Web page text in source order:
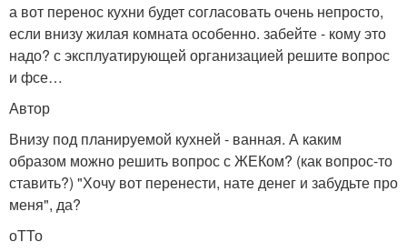
а вот перенос кухни будет согласовать очень непросто,
если внизу жилая комната особенно. забейте - кому это
надо? с эксплуатирующей организацией решите вопрос
и фсе…
Автор
Внизу под планируемой кухней - ванная. А каким
образом можно решить вопрос с ЖЕКом? (как вопрос-то
ставить?) "Хочу вот перенести, нате денег и забудьте про
меня", да?
оТТо